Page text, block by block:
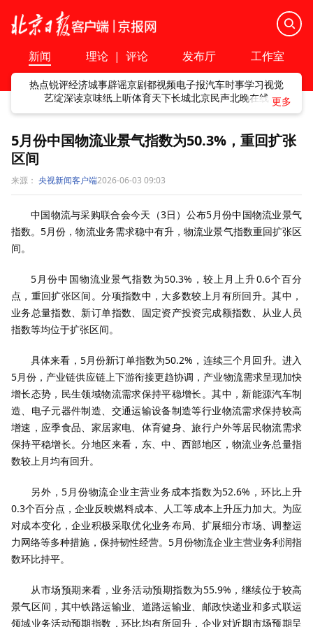
新闻 理论 | 评论 发布厅 工作室
热点锐评经济城事辟谣京剧都视频电子报汽车时事学习视觉
艺绽深读京味纸上听体育天下长城北京民声北晚在线
5月份中国物流业景气指数为50.3%，重回扩张
区间
来源： 央视新闻客户端2026-06-03 09:03
中国物流与采购联合会今天（3日）公布5月份中国物流业景气
指数。5月份，物流业务需求稳中有升，物流业景气指数重回扩张区
间。
5月份中国物流业景气指数为50.3%，较上月上升0.6个百分
点，重回扩张区间。分项指数中，大多数较上月有所回升。其中，
业务总量指数、新订单指数、固定资产投资完成额指数、从业人员
指数等均位于扩张区间。
具体来看，5月份新订单指数为50.2%，连续三个月回升。进入
5月份，产业链供应链上下游衔接更趋协调，产业物流需求呈现加快
增长态势，民生领域物流需求保持平稳增长。其中，新能源汽车制
造、电子元器件制造、交通运输设备制造等行业物流需求保持较高
增速，应季食品、家居家电、体育健身、旅行户外等居民物流需求
保持平稳增长。分地区来看，东、中、西部地区，物流业务总量指
数较上月均有回升。
另外，5月份物流企业主营业务成本指数为52.6%，环比上升
0.3个百分点，企业反映燃料成本、人工等成本上升压力加大。为应
对成本变化，企业积极采取优化业务布局、扩展细分市场、调整运
力网络等多种措施，保持韧性经营。5月份物流企业主营业务利润指
数环比持平。
从市场预期来看，业务活动预期指数为55.9%，继续位于较高
景气区间，其中铁路运输业、道路运输业、邮政快递业和多式联运
领域业务活动预期指数，环比均有所回升，企业对近期市场预期呈